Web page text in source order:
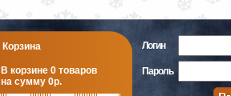
Корзина
В корзине 0 товаров
на сумму 0р.
Логин
Пароль